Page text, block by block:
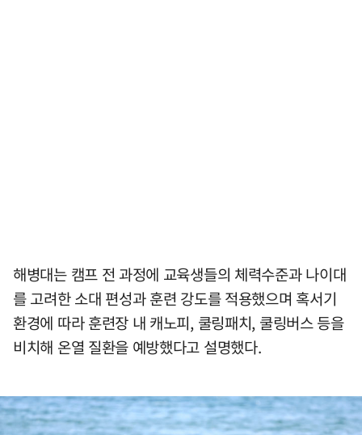
해병대는 캠프 전 과정에 교육생들의 체력수준과 나이대
를 고려한 소대 편성과 훈련 강도를 적용했으며 혹서기
환경에 따라 훈련장 내 캐노피, 쿨링패치, 쿨링버스 등을
비치해 온열 질환을 예방했다고 설명했다.